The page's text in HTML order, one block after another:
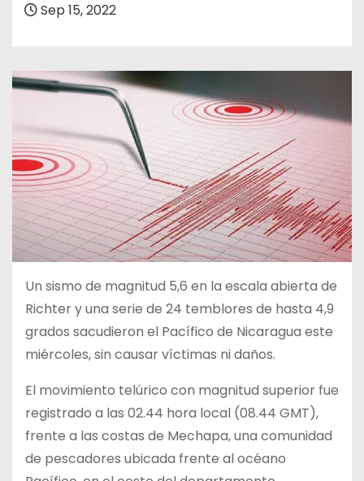
Sep 15, 2022
Un sismo de magnitud 5,6 en la escala abierta de
Richter y una serie de 24 temblores de hasta 4,9
grados sacudieron el Pacífico de Nicaragua este
miércoles, sin causar víctimas ni daños.
El movimiento telúrico con magnitud superior fue
registrado a las 02.44 hora local (08.44 GMT),
frente a las costas de Mechapa, una comunidad
de pescadores ubicada frente al océano